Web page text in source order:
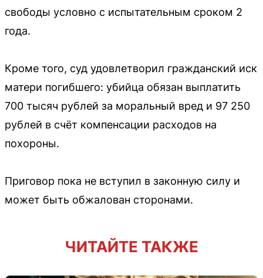
свободы условно с испытательным сроком 2
года.
Кроме того, суд удовлетворил гражданский иск
матери погибшего: убийца обязан выплатить
700 тысяч рублей за моральный вред и 97 250
рублей в счёт компенсации расходов на
похороны.
Приговор пока не вступил в законную силу и
может быть обжалован сторонами.
ЧИТАЙТЕ ТАКЖЕ